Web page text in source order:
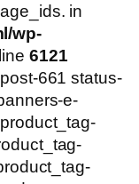
in
wp-
6121
661 status-
e-